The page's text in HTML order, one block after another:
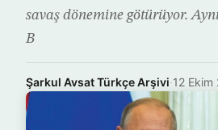
savaş dönemine götürüyor.
B
Şarkul Avsat Türkçe Arşivi·12 Ekim